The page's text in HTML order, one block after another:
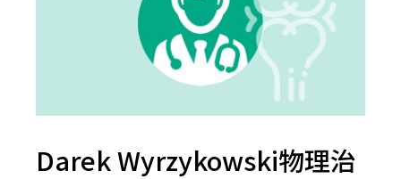
Darek Wyrzykowski物理治